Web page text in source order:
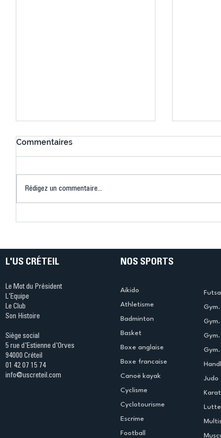
Commentaires
Rédigez un commentaire...
L'US CRÉTEIL
Le Mot du Président
L'Equipe
Le Club
Son Histoire
Siège social
5 rue d'Estienne d'Orves
94000 Créteil
01 42 07 15 74
info@uscreteil.com
NOS SPORTS
Aikido
Athletisme
Badminton
Basket
Boxe anglaise
Boxe francaise
Canoë kayak
Cyclisme
Cyclotourisme
Escrime
Football
Judo
Lutte